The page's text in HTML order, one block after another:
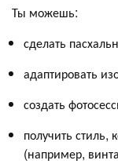
Ты можешь:
сделать
адаптировать
создать
получить стиль,
(например,